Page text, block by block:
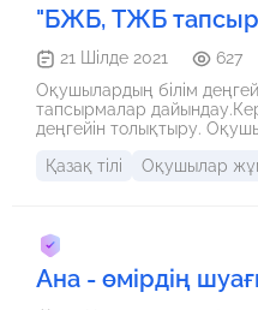
"БЖБ, ТЖБ
21 Шілде 2021 627
Оқушылардың білім
тапсырмалар
деңгейін толықтыру.
Қазақ тілі
Оқушылар
Ана - өмірдің